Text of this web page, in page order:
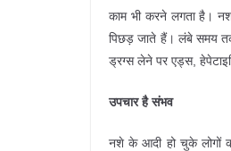
काम भी करने लगता है।
पिछड़ जाते हैं। लंबे समय
ड्रग्स लेने पर एड्स,
उपचार है संभव
नशे के आदी हो चुके लोगों